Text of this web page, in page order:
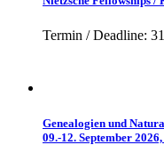
Termin / Deadline:
Genealogien und
09.-12. September